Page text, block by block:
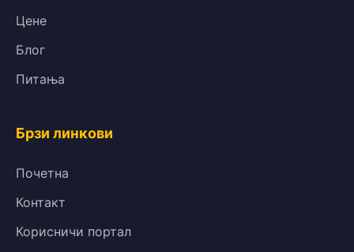
Цене
Блог
Питања
Брзи линкови
Почетна
Контакт
Корисничи портал